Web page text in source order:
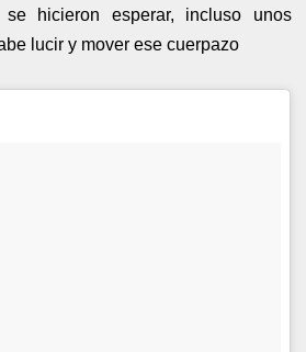
se hicieron esperar, incluso unos
lucir y mover ese cuerpazo